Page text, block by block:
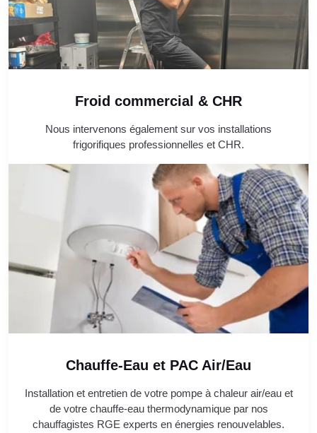
Froid commercial & CHR
Nous intervenons également sur vos installations
frigorifiques professionnelles et CHR.
Chauffe-Eau et PAC Air/Eau
Installation et entretien de votre pompe à chaleur air/eau et
de votre chauffe-eau thermodynamique par nos
chauffagistes RGE experts en énergies renouvelables.